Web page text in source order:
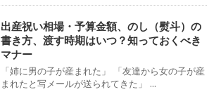
出産祝い相場・予算金額、のし（熨斗）の
書き方、渡す時期はいつ？知っておくべき
マナー
「姉に男の子が産まれた」 「友達から女の子が産
まれたと写メールが送られてきた」 ...